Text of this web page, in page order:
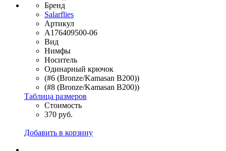
Бренд
Salarflies
Артикул
A176409500-06
Вид
Нимфы
Носитель
Одинарный крючок
(#6 (Bronze/Kamasan B200))
(#8 (Bronze/Kamasan B200))
Таблица размеров
Стоимость
370 руб.
Добавить в корзину